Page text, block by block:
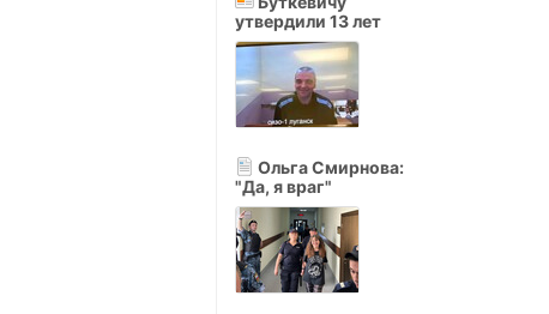
утвердили 13 лет
Ольга Смирнова:
"Да, я враг"